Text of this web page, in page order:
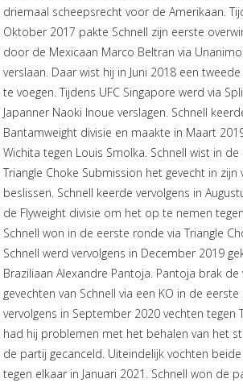
driemaal scheepsrecht voor de Amerikaan.
Oktober 2017 pakte Schnell zijn eerste
door de Mexicaan Marco Beltran via
verslaan. Daar wist hij in Juni 2018 een
te voegen. Tijdens UFC Singapore werd via
Japanner Naoki Inoue verslagen. Schnell
Bantamweight divisie en maakte in Maart
Wichita tegen Louis Smolka. Schnell wist in
Triangle Choke Submission het gevecht in zijn
beslissen. Schnell keerde vervolgens in
de Flyweight divisie om het op te nemen
Schnell won in de eerste ronde via Triangle
Schnell werd vervolgens in December 2019
Braziliaan Alexandre Pantoja. Pantoja brak de
gevechten van Schnell via een KO in de
vervolgens in September 2020 vechten tegen
had hij problemen met het behalen van het
de partij gecanceld. Uiteindelijk vochten
tegen elkaar in Januari 2021. Schnell won de